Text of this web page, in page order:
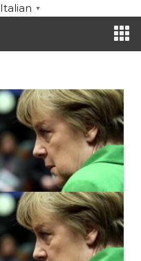
Italian ▼